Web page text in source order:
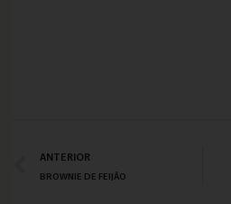
ANTERIOR
BROWNIE DE FEIJÃO